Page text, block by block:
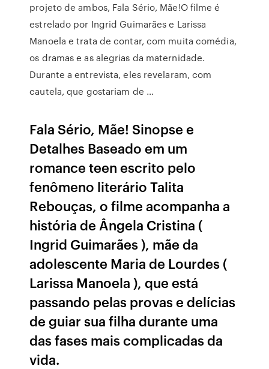
projeto de ambos, Fala Sério, Mãe!O filme é
estrelado por Ingrid Guimarães e Larissa
Manoela e trata de contar, com muita comédia,
os dramas e as alegrias da maternidade.
Durante a entrevista, eles revelaram, com
cautela, que gostariam de …
Fala Sério, Mãe! Sinopse e
Detalhes Baseado em um
romance teen escrito pelo
fenômeno literário Talita
Rebouças, o filme acompanha a
história de Ângela Cristina (
Ingrid Guimarães ), mãe da
adolescente Maria de Lourdes (
Larissa Manoela ), que está
passando pelas provas e delícias
de guiar sua filha durante uma
das fases mais complicadas da
vida.